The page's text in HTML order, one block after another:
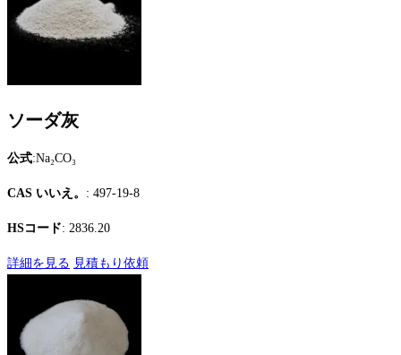
ソーダ灰
公式:Na₂CO₃
CAS いいえ。 : 497-19-8
HSコード: 2836.20
詳細を見る 見積もり依頼